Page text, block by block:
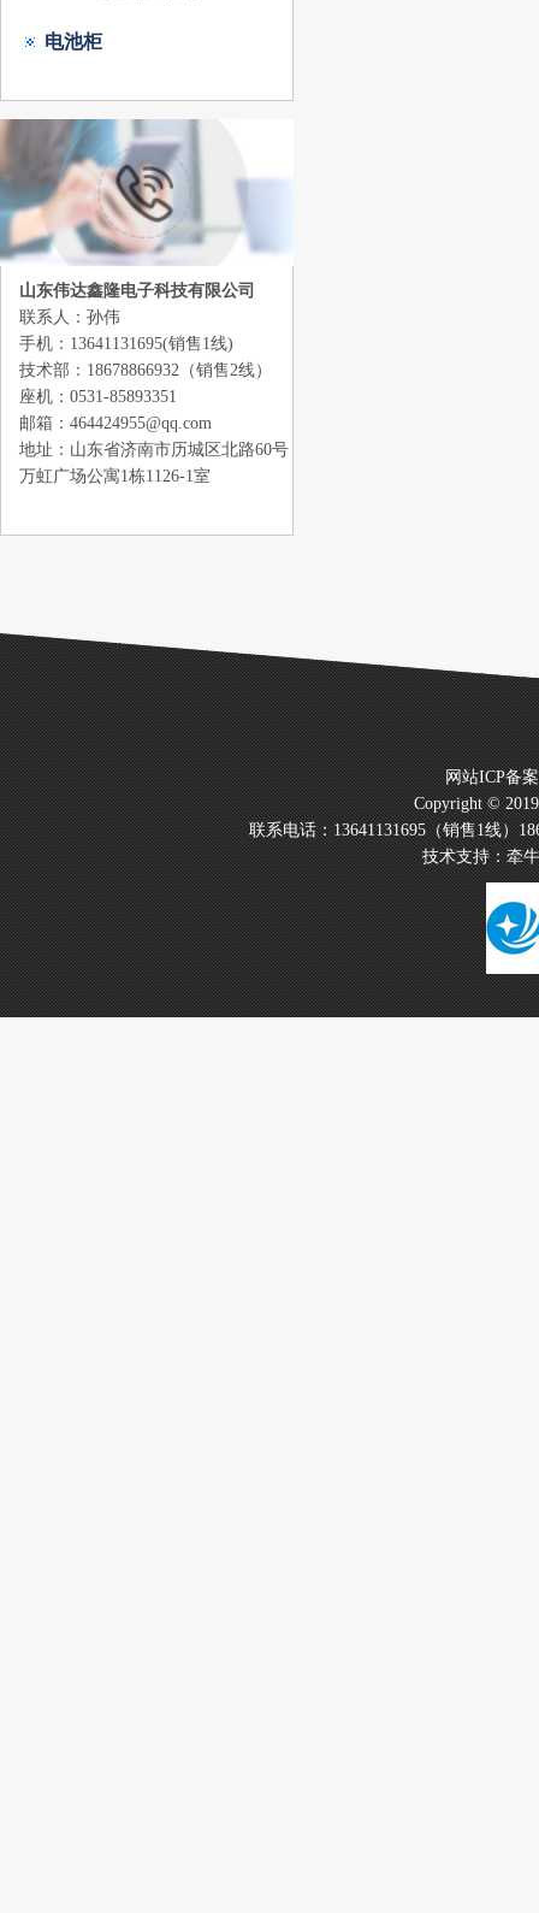
电池柜
山东伟达鑫隆电子科技有限公司
联系人：孙伟
手机：13641131695(销售1线)
技术部：18678866932（销售2线）
座机：0531-85893351
邮箱：464424955@qq.com
地址：山东省济南市历城区北路60号
万虹广场公寓1栋1126-1室
网站ICP备
Copyright ©
联系电话：13641131695（销售1线）
技术支持：牵